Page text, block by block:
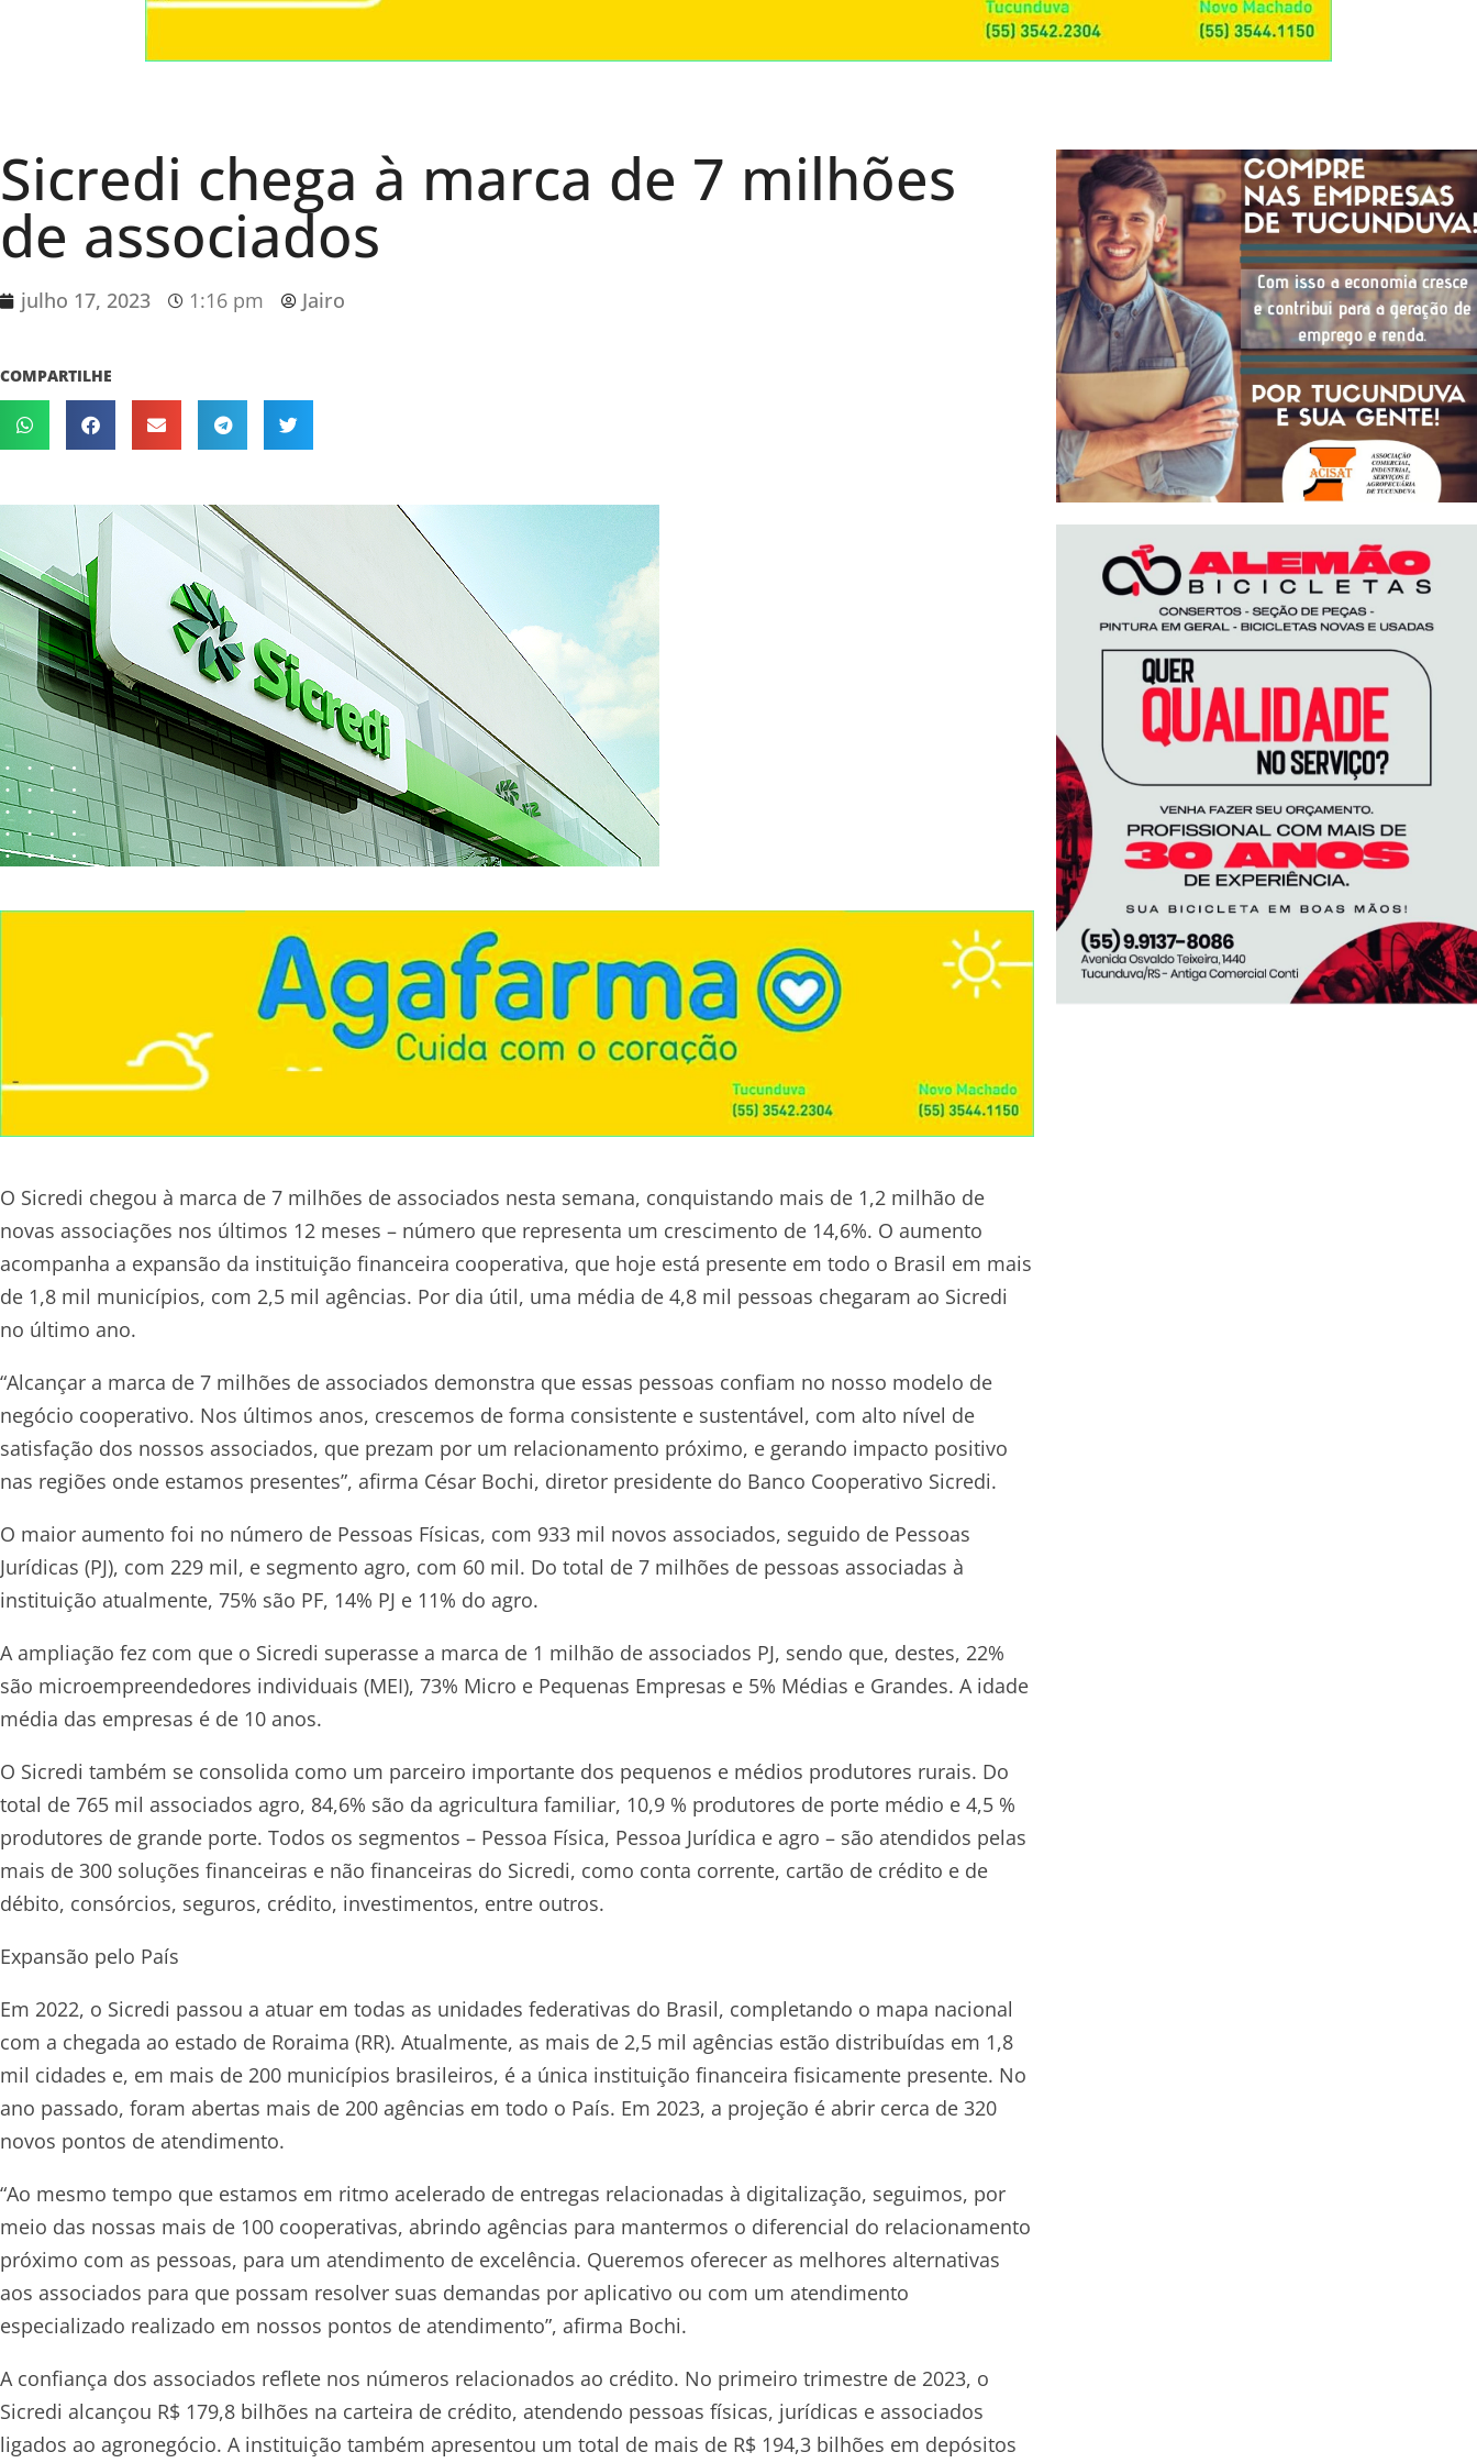
Sicredi chega à marca de 7 milhões
de associados
julho 17, 2023 1:16 pm Jairo
COMPARTILHE
O Sicredi chegou à marca de 7 milhões de associados nesta semana, conquistando mais de 1,2 milhão de
novas associações nos últimos 12 meses – número que representa um crescimento de 14,6%. O aumento
acompanha a expansão da instituição financeira cooperativa, que hoje está presente em todo o Brasil em mais
de 1,8 mil municípios, com 2,5 mil agências. Por dia útil, uma média de 4,8 mil pessoas chegaram ao Sicredi
no último ano.
“Alcançar a marca de 7 milhões de associados demonstra que essas pessoas confiam no nosso modelo de
negócio cooperativo. Nos últimos anos, crescemos de forma consistente e sustentável, com alto nível de
satisfação dos nossos associados, que prezam por um relacionamento próximo, e gerando impacto positivo
nas regiões onde estamos presentes”, afirma César Bochi, diretor presidente do Banco Cooperativo Sicredi.
O maior aumento foi no número de Pessoas Físicas, com 933 mil novos associados, seguido de Pessoas
Jurídicas (PJ), com 229 mil, e segmento agro, com 60 mil. Do total de 7 milhões de pessoas associadas à
instituição atualmente, 75% são PF, 14% PJ e 11% do agro.
A ampliação fez com que o Sicredi superasse a marca de 1 milhão de associados PJ, sendo que, destes, 22%
são microempreendedores individuais (MEI), 73% Micro e Pequenas Empresas e 5% Médias e Grandes. A idade
média das empresas é de 10 anos.
O Sicredi também se consolida como um parceiro importante dos pequenos e médios produtores rurais. Do
total de 765 mil associados agro, 84,6% são da agricultura familiar, 10,9 % produtores de porte médio e 4,5 %
produtores de grande porte. Todos os segmentos – Pessoa Física, Pessoa Jurídica e agro – são atendidos pelas
mais de 300 soluções financeiras e não financeiras do Sicredi, como conta corrente, cartão de crédito e de
débito, consórcios, seguros, crédito, investimentos, entre outros.
Expansão pelo País
Em 2022, o Sicredi passou a atuar em todas as unidades federativas do Brasil, completando o mapa nacional
com a chegada ao estado de Roraima (RR). Atualmente, as mais de 2,5 mil agências estão distribuídas em 1,8
mil cidades e, em mais de 200 municípios brasileiros, é a única instituição financeira fisicamente presente. No
ano passado, foram abertas mais de 200 agências em todo o País. Em 2023, a projeção é abrir cerca de 320
novos pontos de atendimento.
“Ao mesmo tempo que estamos em ritmo acelerado de entregas relacionadas à digitalização, seguimos, por
meio das nossas mais de 100 cooperativas, abrindo agências para mantermos o diferencial do relacionamento
próximo com as pessoas, para um atendimento de excelência. Queremos oferecer as melhores alternativas
aos associados para que possam resolver suas demandas por aplicativo ou com um atendimento
especializado realizado em nossos pontos de atendimento”, afirma Bochi.
A confiança dos associados reflete nos números relacionados ao crédito. No primeiro trimestre de 2023, o
Sicredi alcançou R$ 179,8 bilhões na carteira de crédito, atendendo pessoas físicas, jurídicas e associados
ligados ao agronegócio. A instituição também apresentou um total de mais de R$ 194,3 bilhões em depósitos